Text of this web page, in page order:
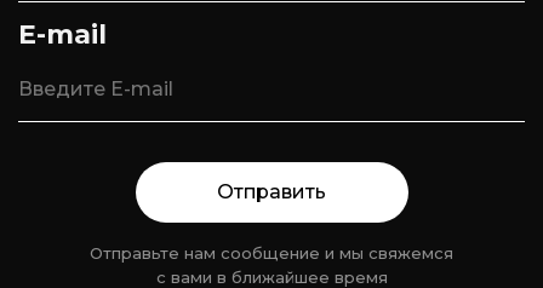
E-mail
Отправить
Отправьте нам сообщение и мы свяжемся
с вами в ближайшее время